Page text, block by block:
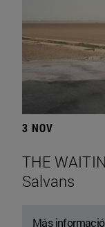
3 NOV
THE
Salvans
Más